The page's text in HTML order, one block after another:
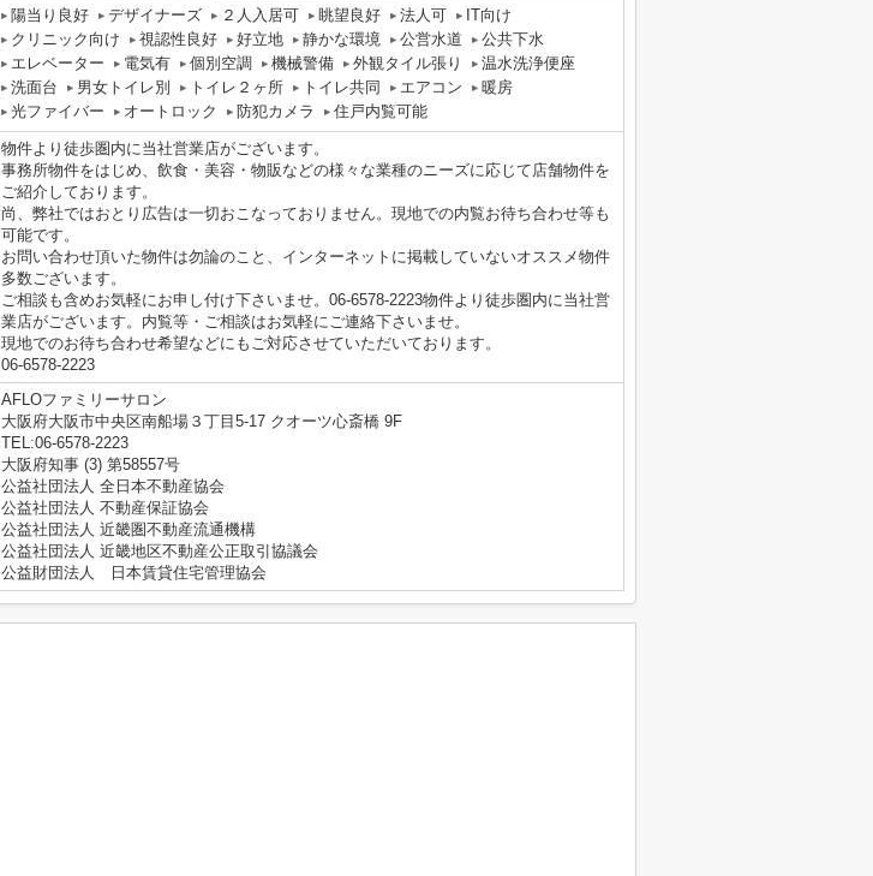
陽当り良好 デザイナーズ ２人入居可 眺望良好 法人可
IT向け
クリニック向け
視認性良好 好立地 静かな環境 公営水道
公共下水
エレベーター
電気有 個別空調 機械警備 外観タイル張り
温水洗浄便座
洗面台
男女トイレ別 トイレ２ヶ所 トイレ共同 エアコン
暖房
光ファイバー
オートロック 防犯カメラ 住戸内覧可能
物件より徒歩圏内に当社営業店がございます。
事務所物件をはじめ、飲食・美容・物販などの様々な業種のニーズに応じて店舗物件を
ご紹介しております。
尚、弊社ではおとり広告は一切おこなっておりません。現地での内覧お待ち合わせ等も
可能です。
お問い合わせ頂いた物件は勿論のこと、インターネットに掲載していないオススメ物件
多数ございます。
ご相談も含めお気軽にお申し付け下さいませ。06-6578-2223物件より徒歩圏内に当社営
業店がございます。内覧等・ご相談はお気軽にご連絡下さいませ。
現地でのお待ち合わせ希望などにもご対応させていただいております。
06-6578-2223
AFLOファミリーサロン
大阪府大阪市中央区南船場３丁目5-17 クオーツ心斎橋 9F
TEL:06-6578-2223
大阪府知事 (3) 第58557号
公益社団法人 全日本不動産協会
公益社団法人 不動産保証協会
公益社団法人 近畿圏不動産流通機構
公益社団法人 近畿地区不動産公正取引協議会
公益財団法人 日本賃貸住宅管理協会